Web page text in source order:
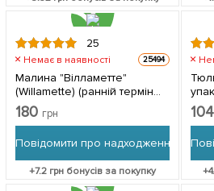
25
Немає в наявності 25494
Малина "Вілламетте"
(Willamette) (ранній термін
дозрівання, сорт добре
стійкий до хвороб) 2 шт в
180 грн
Повідомити про надходження
+7.2 грн бонусів за покупку
104
+